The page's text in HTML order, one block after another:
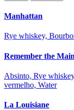
Manhattan
Rye whiskey,
Remember the
Absinto, Rye
vermelho, Water
La Louisiane